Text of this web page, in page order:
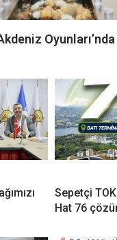
Oyunları’nda
Sepetçi
Hat 76